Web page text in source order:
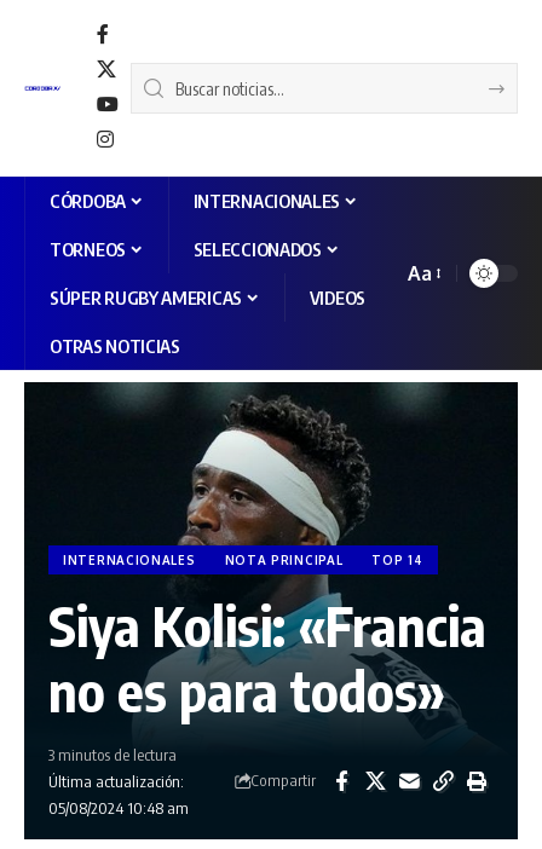
CÓRDOBA INTERNACIONALES
TORNEOS SELECCIONADOS
SÚPER RUGBY AMERICAS VIDEOS
OTRAS NOTICIAS
Aa
INTERNACIONALES NOTA PRINCIPAL TOP 14
Siya Kolisi: «Francia
no es para todos»
Última actualización:
05/08/2024 10:48 am
3 minutos de lectura
Compartir